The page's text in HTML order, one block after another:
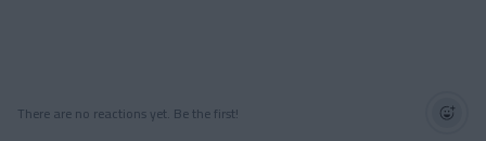
There are no reactions yet. Be the first!